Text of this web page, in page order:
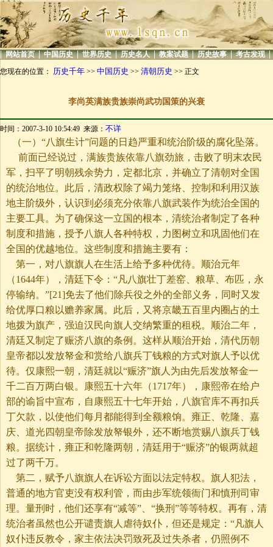
| 网站首页 | 中国历史 | 世界历史 | 历史名人 | 教案试题 | 历史故事 | 考古发现 |
您现在的位置： 历史千年 >> 中国历史 >> 清朝历史 >> 正文
李尚英满族贵族崇尚武功国策的兴衰
时间：2007-3-10 10:54:49 来源： 不详
（一）“八旗生计”问题的日趋严重和统治阶级的腐化坠落。
前面已经说过，满族贵族依靠八旗劲旅，击败了明末农民
军，扫平了明朝残余势力，定都北京，并确立了清朝对全国
的统治地位。此后，清政权除了竭力笼络、控制和利用汉族
地主阶级外，认识到必须充分依靠八旗武装作为统治全国的
主要工具。为了确保这一立国的根本，清统治者制定了各种
制度和措施，授予八旗人各种特权，力图树立和巩固他们在
全国的优越地位。这些制度和措施主要有：
第一，对八旗旗人在生活上给予多种优待。顺治元年
（1644年），清廷下令：“凡八旗壮丁差窑、粮草、布匹，永
停输纳。”[21]免去了他们除兵役之外的全部义务，同时又发
给优厚口粮以赡养家属。此后，又将京畿五百里内圈占的土
地拨为旗产，强迫汉民向旗人交纳繁重的租税。顺治二年，
清廷又制定了赈济八旗的条例。这样从顺治开始，清代历朝
皇帝都以发放帑金和赏给八旗兵丁钱粮的方式对旗人予以优
待。仅康熙一朝，清廷就以“赈济”旗人为由先后发放帑金一
千二百万两白银。康熙五十六年（1717年），康熙帝在给户
部的谕旨中宣布，自康熙五十七年开始，八旗官库不再扣兵
丁欠款，以使他们每月都能得到全额粮饷。雍正、乾隆、嘉
庆、道光四朝皇帝除发放帑银外，还不断地赏赐八旗兵丁钱
粮。据统计，雍正和乾隆两朝，清廷用于“赈济”的银两就超
过了两千万。
第二，赋予八旗旗人在诉讼方面以法定特权。旗人犯法，
普通的地方官吏没有权利管，而由步军统领衙门和慎刑司审
理。量刑时，他们还享有“减等”、“换刑”等等特权。再有，清
统治者虽然也公开谴责旗人虐待奴仆，但还是规定：“凡旗人
奴仆违反教令，家主依法决罚致死及过失杀者，仍照例不